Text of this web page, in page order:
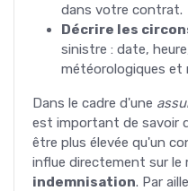
dans votre contrat.
Décrire les
sinistre : date,
météorologiques et
Dans le cadre d'une
est important de savoir
être plus élevée qu'un
influe directement sur
indemnisation. Par